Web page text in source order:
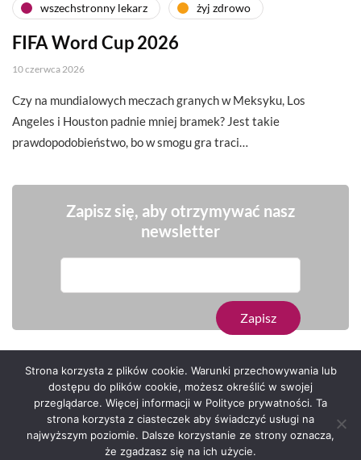
wszechstronny lekarz żyj zdrowo
FIFA Word Cup 2026
10 czerwca 2026
Czy na mundialowych meczach granych w Meksyku, Los
Angeles i Houston padnie mniej bramek? Jest takie
prawdopodobieństwo, bo w smogu gra traci…
Zapisz się, aby otrzymywać nasz
newsletter
Serwis zaprojektował Grzegorz Sztank .
Strona korzysta z plików cookie. Warunki przechowywania lub
dostępu do plików cookie, możesz określić w swojej
przeglądarce. Więcej informacji w Polityce prywatności. Ta
strona korzysta z ciasteczek aby świadczyć usługi na
najwyższym poziomie. Dalsze korzystanie ze strony oznacza,
że zgadzasz się na ich użycie.